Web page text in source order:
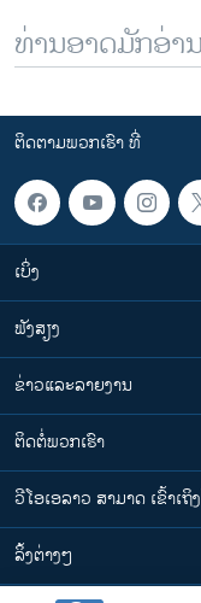
ທ່ານອາດມັກອ່າ
ຕິດຕາມພວກເຮົາ ທີ່
ເບິ່ງ
ຟັງສຽງ
ຂ່າວແລະລາຍງານ
ຕິດຕໍ່ພວກເຮົາ
ວີໂອເອລາວ ສາມາດ ເຂົ້າເຖິ
​ລິ້ງ​ຕ່າງໆ